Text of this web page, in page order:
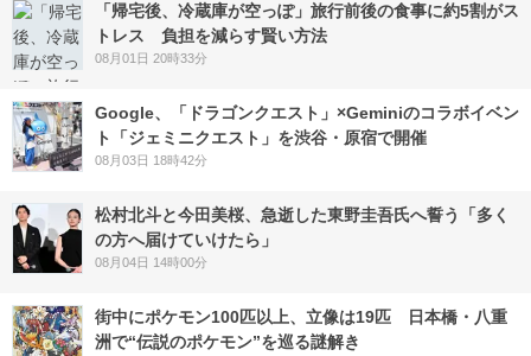
「帰宅後、冷蔵庫が空っぽ」旅行前後の食事に約5割がス
トレス 負担を減らす賢い方法
08月01日 20時33分
Google、「ドラゴンクエスト」×Geminiのコラボイベン
ト「ジェミニクエスト」を渋谷・原宿で開催
08月03日 18時42分
松村北斗と今田美桜、急逝した東野圭吾氏へ誓う「多く
の方へ届けていけたら」
08月04日 14時00分
街中にポケモン100匹以上、立像は19匹 日本橋・八重
洲で“伝説のポケモン”を巡る謎解き